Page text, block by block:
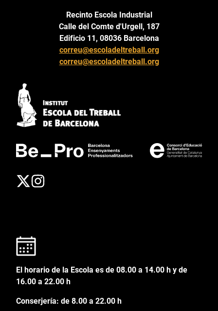
Recinto Escola Industrial
Calle del Comte d'Urgell, 187
Edificio 11, 08036 Barcelona
correu@escoladeltreball.org
correu@escoladeltreball.org
El horario de la Escola es de 08.00 a 14.00 h y de
16.00 a 22.00 h
Conserjería: de 8.00 a 22.00 h